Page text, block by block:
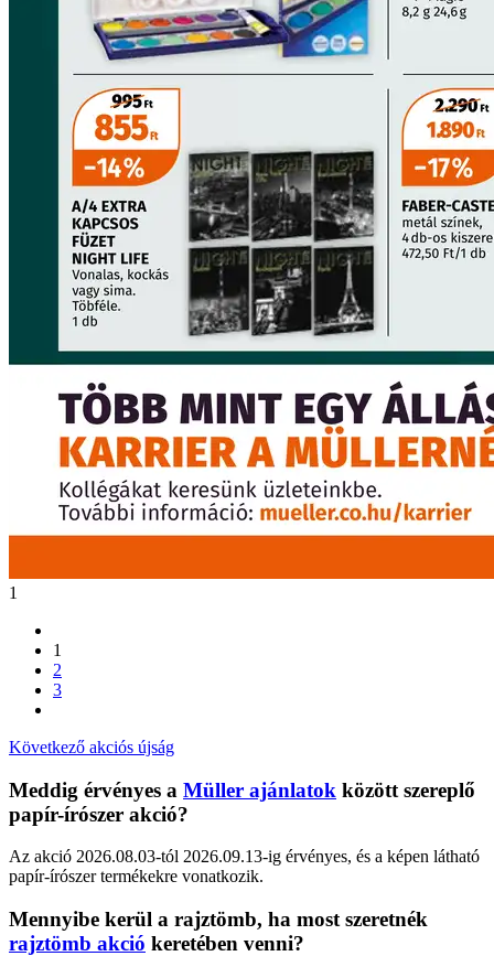
1
1
2
3
Következő akciós újság
Meddig érvényes a Müller ajánlatok között szereplő
papír-írószer akció?
Az akció 2026.08.03-tól 2026.09.13-ig érvényes, és a képen látható
papír-írószer termékekre vonatkozik.
Mennyibe kerül a rajztömb, ha most szeretnék
rajztömb akció keretében venni?